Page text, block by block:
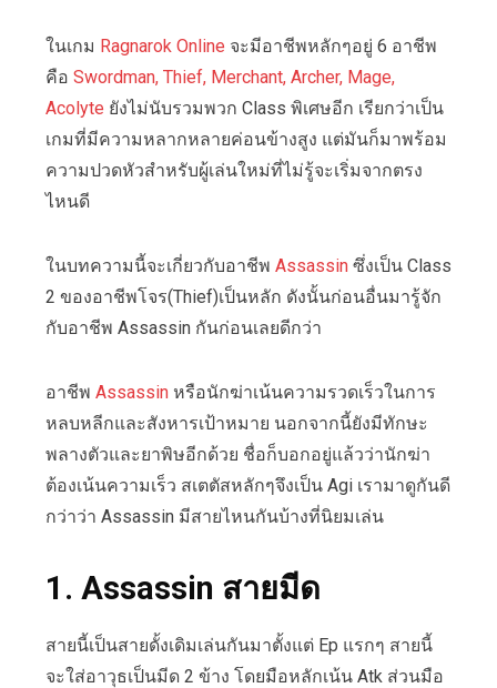
ในเกม Ragnarok Online จะมีอาชีพหลักๆอยู่ 6 อาชีพ
คือ Swordman, Thief, Merchant, Archer, Mage,
Acolyte ยังไม่นับรวมพวก Class พิเศษอีก เรียกว่าเป็น
เกมที่มีความหลากหลายค่อนข้างสูง แต่มันก็มาพร้อม
ความปวดหัวสำหรับผู้เล่นใหม่ที่ไม่รู้จะเริ่มจากตรง
ไหนดี
ในบทความนี้จะเกี่ยวกับอาชีพ Assassinซึ่งเป็น Class
2 ของอาชีพโจร(Thief)เป็นหลัก ดังนั้นก่อนอื่นมารู้จัก
กับอาชีพ Assassin กันก่อนเลยดีกว่า
อาชีพ Assassinหรือนักฆ่าเน้นความรวดเร็วในการ
หลบหลีกและสังหารเป้าหมาย นอกจากนี้ยังมีทักษะ
พลางตัวและยาพิษอีกด้วย ชื่อก็บอกอยู่แล้วว่านักฆ่า
ต้องเน้นความเร็ว สเตตัสหลักๆจึงเป็น Agi เรามาดูกันดี
กว่าว่า Assassin มีสายไหนกันบ้างที่นิยมเล่น
1. Assassin สายมีด
สายนี้เป็นสายดั้งเดิมเล่นกันมาตั้งแต่ Ep แรกๆ สายนี้
จะใส่อาวุธเป็นมีด 2 ข้าง โดยมือหลักเน้น Atk ส่วนมือ